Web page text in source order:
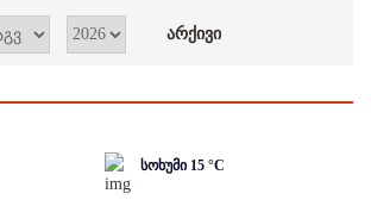
სოხუმი 15 °C